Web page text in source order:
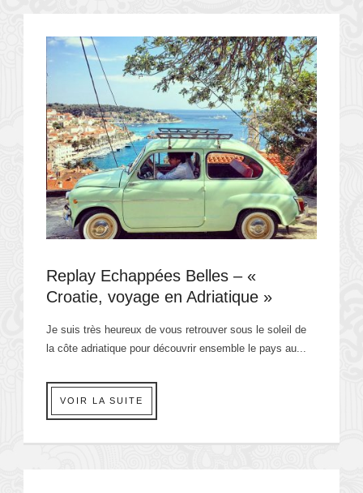
Replay Echappées Belles – «
Croatie, voyage en Adriatique »
Je suis très heureux de vous retrouver sous le soleil de
la côte adriatique pour découvrir ensemble le pays au...
VOIR LA SUITE